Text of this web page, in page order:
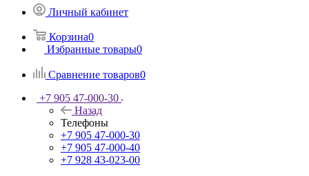
Личный кабинет
Корзина0
Избранные товары0
Сравнение товаров0
+7 905 47-000-30
Назад
Телефоны
+7 905 47-000-30
+7 905 47-000-40
+7 928 43-023-00